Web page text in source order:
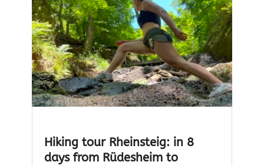
Hiking tour Rheinsteig: in 8
days from Rüdesheim to